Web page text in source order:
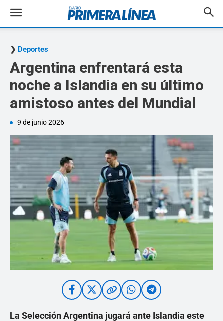
Deportes
Argentina enfrentará esta
noche a Islandia en su último
amistoso antes del Mundial
9 de junio 2026
La Selección Argentina jugará ante Islandia este